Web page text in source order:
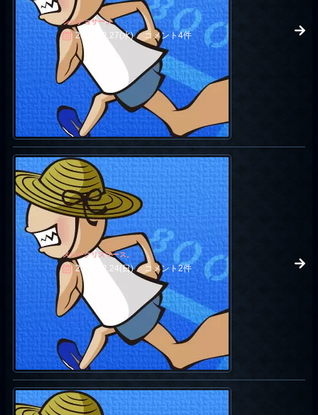
シャチョサーン
2006.12.27(水) コメント4件
メリークリスマース。
2006.12.24(日) コメント2件